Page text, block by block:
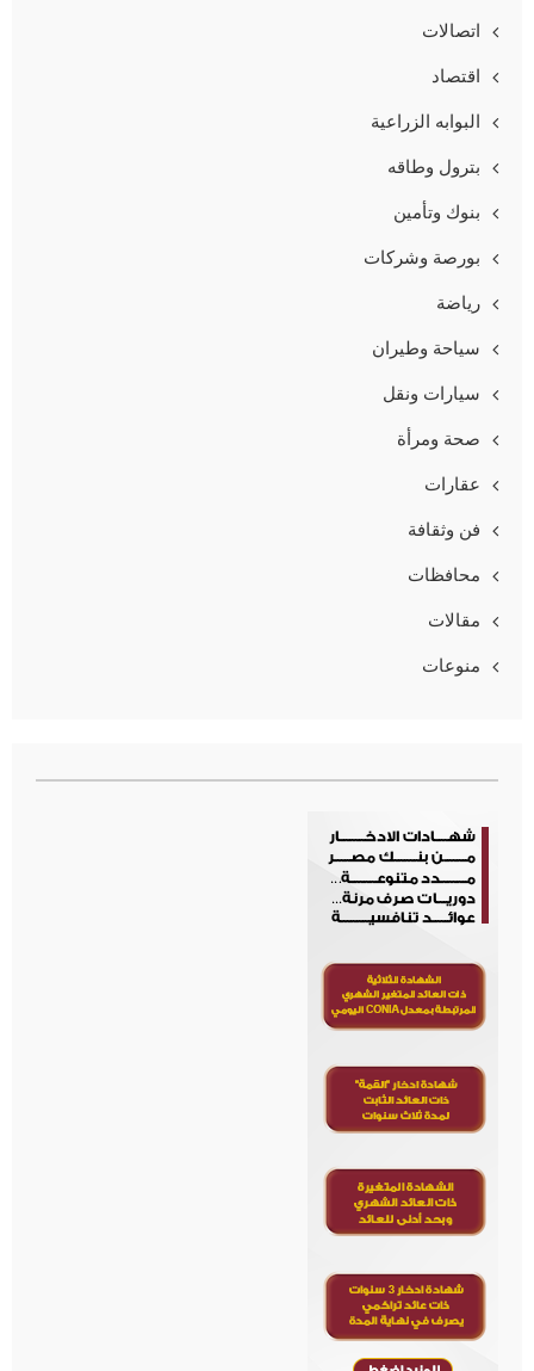
اتصالات
اقتصاد
البوابه الزراعية
بترول وطاقه
بنوك وتأمين
بورصة وشركات
رياضة
سياحة وطيران
سيارات ونقل
صحة ومرأة
عقارات
فن وثقافة
محافظات
مقالات
منوعات